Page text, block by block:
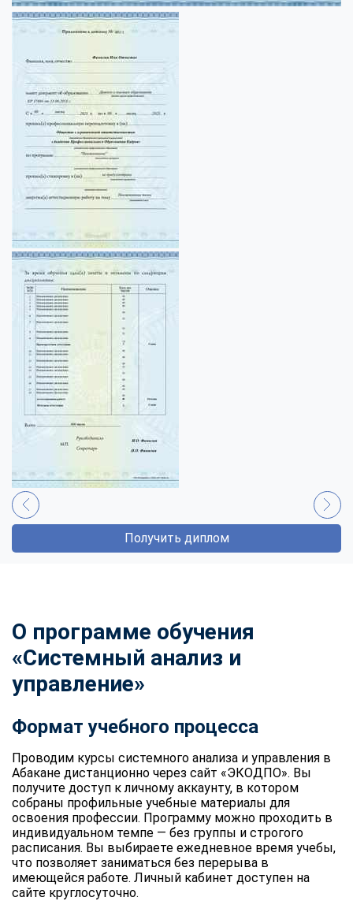
Получить диплом
О программе обучения
«Системный анализ и
управление»
Формат учебного процесса
Проводим курсы системного анализа и управления в
Абакане дистанционно через сайт «ЭКОДПО». Вы
получите доступ к личному аккаунту, в котором
собраны профильные учебные материалы для
освоения профессии. Программу можно проходить в
индивидуальном темпе — без группы и строгого
расписания. Вы выбираете ежедневное время учебы,
что позволяет заниматься без перерыва в
имеющейся работе. Личный кабинет доступен на
сайте круглосуточно.